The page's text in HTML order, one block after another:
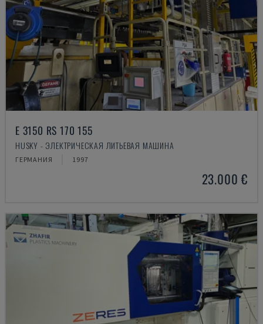
E 3150 RS 170 155
HUSKY - ЭЛЕКТРИЧЕСКАЯ ЛИТЬЕВАЯ МАШИНА
ГЕРМАНИЯ 1997
23.000 €